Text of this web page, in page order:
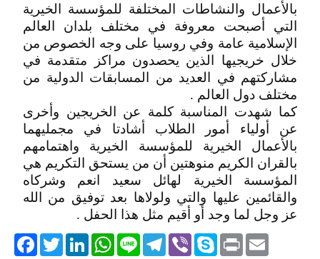
بالأعمال والنشاطات المختلفة للمؤسسة الخيرية
التي أصبحت معروفة في مختلف بلدان العالم
الإسلامية عامة وفي روسيا على وجه الخصوص من
خلال خريجيها الذين يحصدون مراكز متقدمة في
مشاركتهم في العديد من المسابقات الدولية من
مختلف دول العالم .
كما شهدت المناسبة كلمة عن الخريجين وأخرى
عن أولياء أمور الطلاب أشادتا في مجمليهما
بالأعمال الخيرية للمؤسسة الخيرية واهتمامهم
بالقران الكريم منوهتين أن من يستحق التكريم هي
المؤسسة الخيرية لهائل سعيد انعم وشركاه
والقائمين عليها والتي ولولاها بعد توفيق من الله
عز وجل لما وجد أو أقيم مثل هذا الحفل .
TwitterLinkedIn
WhatsApp Line
Telegram ViberSkype PrintEmail